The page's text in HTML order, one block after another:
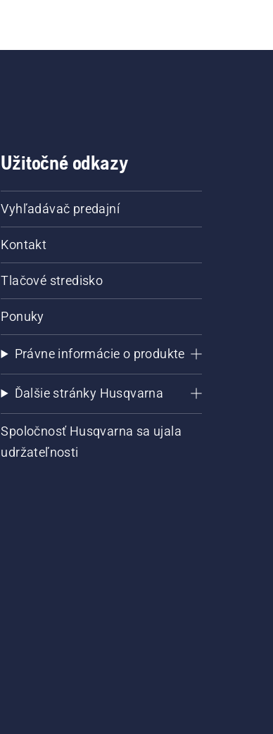
Užitočné odkazy
Vyhľadávač predajní
Kontakt
Tlačové stredisko
Ponuky
Právne informácie o produkte
Ďalšie stránky Husqvarna
Spoločnosť Husqvarna sa ujala
udržateľnosti